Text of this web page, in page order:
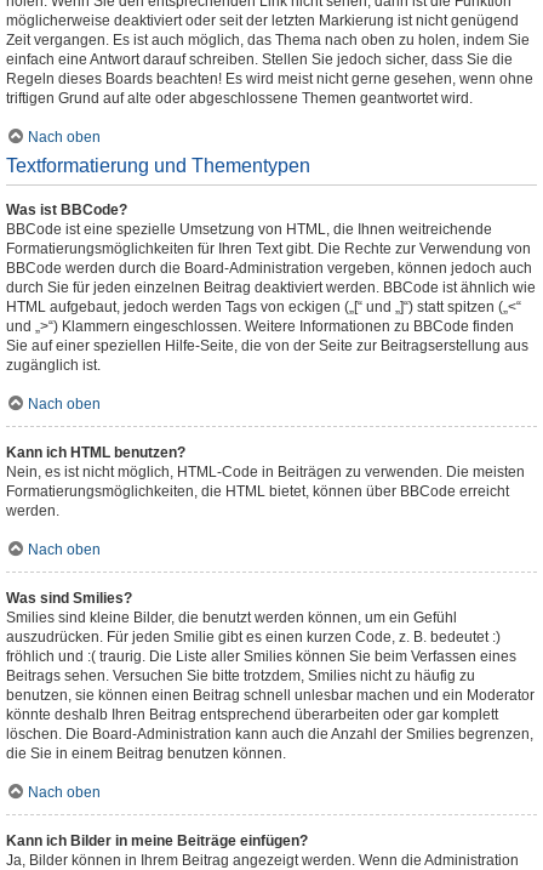
möglicherweise deaktiviert oder seit der letzten Markierung ist nicht genügend
Zeit vergangen. Es ist auch möglich, das Thema nach oben zu holen, indem Sie
einfach eine Antwort darauf schreiben. Stellen Sie jedoch sicher, dass Sie die
Regeln dieses Boards beachten! Es wird meist nicht gerne gesehen, wenn ohne
triftigen Grund auf alte oder abgeschlossene Themen geantwortet wird.
Nach oben
Textformatierung und Thementypen
Was ist BBCode?
BBCode ist eine spezielle Umsetzung von HTML, die Ihnen weitreichende
Formatierungsmöglichkeiten für Ihren Text gibt. Die Rechte zur Verwendung von
BBCode werden durch die Board-Administration vergeben, können jedoch auch
durch Sie für jeden einzelnen Beitrag deaktiviert werden. BBCode ist ähnlich wie
HTML aufgebaut, jedoch werden Tags von eckigen („[“ und „]“) statt spitzen („<“
und „>“) Klammern eingeschlossen. Weitere Informationen zu BBCode finden
Sie auf einer speziellen Hilfe-Seite, die von der Seite zur Beitragserstellung aus
zugänglich ist.
Nach oben
Kann ich HTML benutzen?
Nein, es ist nicht möglich, HTML-Code in Beiträgen zu verwenden. Die meisten
Formatierungsmöglichkeiten, die HTML bietet, können über BBCode erreicht
werden.
Nach oben
Was sind Smilies?
Smilies sind kleine Bilder, die benutzt werden können, um ein Gefühl
auszudrücken. Für jeden Smilie gibt es einen kurzen Code, z. B. bedeutet :)
fröhlich und :( traurig. Die Liste aller Smilies können Sie beim Verfassen eines
Beitrags sehen. Versuchen Sie bitte trotzdem, Smilies nicht zu häufig zu
benutzen, sie können einen Beitrag schnell unlesbar machen und ein Moderator
könnte deshalb Ihren Beitrag entsprechend überarbeiten oder gar komplett
löschen. Die Board-Administration kann auch die Anzahl der Smilies begrenzen,
die Sie in einem Beitrag benutzen können.
Nach oben
Kann ich Bilder in meine Beiträge einfügen?
Ja, Bilder können in Ihrem Beitrag angezeigt werden. Wenn die Administration